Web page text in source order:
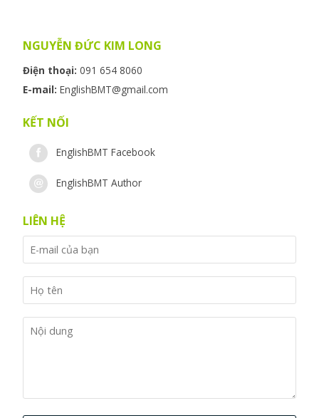
NGUYỄN ĐỨC KIM LONG
Điện thoại: 091 654 8060
E-mail: EnglishBMT@gmail.com
KẾT NỐI
EnglishBMT Facebook
EnglishBMT Author
LIÊN HỆ